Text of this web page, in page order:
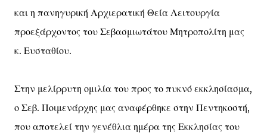
και η πανηγυρική Αρχιερατική Θεία Λειτουργία
προεξάρχοντος του Σεβασμιωτάτου Μητροπολίτη μας
κ. Ευσταθίου.
Στην μελίρρυτη ομιλία του προς το πυκνό εκκλησίασμα,
ο Σεβ. Ποιμενάρχης μας αναφέρθηκε στην Πεντηκοστή,
που αποτελεί την γενέθλια ημέρα της Εκκλησίας του